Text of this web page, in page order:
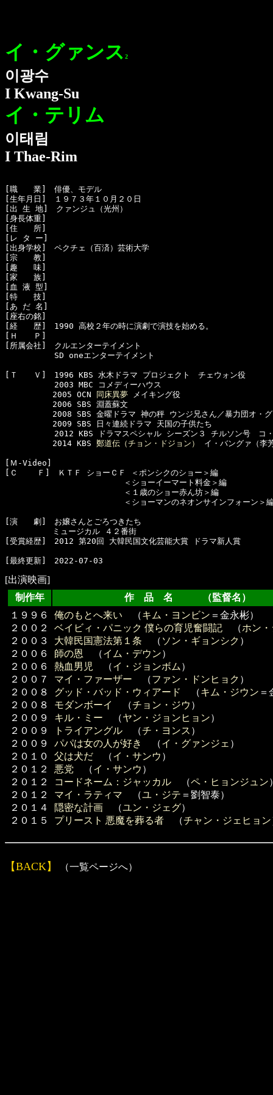
イ・グァンス 2
이광수
I Kwang-Su
イ・テリム
이태림
I Thae-Rim
[職　　業]　俳優、モデル
[生年月日]　１９７３年１０月２０日
[出 生 地]　クァンジュ（光州）
[身長体重]
[住　　所]
[レ タ ー]
[出身学校]　ペクチェ（百済）芸術大学
[宗　　教]
[趣　　味]
[家　　族]
[血 液 型]
[特　　技]
[あ だ 名]
[座右の銘]
[経　　歴]　1990 高校２年の時に演劇で演技を始める。
[Ｈ　　Ｐ]
[所属会社]　クルエンターテイメント
  　　　　　SD oneエンターテイメント
[Ｔ　　Ｖ]　1996 KBS 水木ドラマ プロジェクト　チェウォン役
  　　　　　2003 MBC コメディーハウス
2005 OCN
同床異夢 メイキング役
2006 SBS 淵蓋蘇文
2008 SBS 金曜ドラマ 神の秤 ウンジ兄さん／暴力団オ・グ
2009 SBS 日々連続ドラマ 天国の子供たち
　　　　　2012 KBS ドラマスペシャル シーズン３ チルソン号　コ
2014 KBS 鄭道伝（チョン・ドジョン） イ・バングァ（李
[Ｍ-Video]
[Ｃ    Ｆ]　ＫＴＦ ショーＣＦ ＜ポンシクのショー＞編
＜ショーイーマート料金＞編
＜１歳のショー赤ん坊＞編
＜ショーマンのネオンサインフォーン＞
[演　　劇]　お嬢さんとごろつきたち
ミュージカル ４２番街
[受賞経歴]　2012 第20回 大韓民国文化芸能大賞 ドラマ新人賞
[出演映画]
制作年
作 品 名 （監督名）
１９９６
２００２
２００３
２００６
２００６
２００７
２００８
２００８
２００９
２００９
２００９
２０１０
２０１２
２０１２
２０１２
２０１４
２０１５
俺のもとへ来い （キム・ヨンビン ＝金永彬）
ベイビィ・パニック 僕らの育児奮闘記 （ホン
大韓民国憲法第１条 （ ソン・ギョンシク ）
師の恩
（イム・デウン）
熱血男児
（イ・ジョンボム ）
マイ・ファーザー （ファン・ドンヒョク ）
グッド・バッド・ウィアード
（キム・ジウン ＝
モダンボーイ
（チョン・ジウ ）
キル・ミー （ヤン・ジョンヒョン）
トライアングル （チ・ヨンス ）
パパは女の人が好き
（イ・グァンジェ ）
父は犬だ （イ・サンウ ）
悪党 （イ・サンウ ）
コードネーム：ジャッカル （ペ・ヒョンジュン
マイ・ラティマ （ユ・ジテ ＝劉智泰）
隠密な計画 （ユン・ジェグ）
プリースト 悪魔を葬る者 （チャン・ジェヒョン
【BACK】 （一覧ページへ）